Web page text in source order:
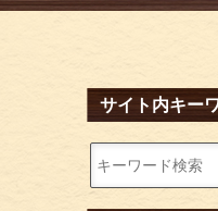
サイト内キー